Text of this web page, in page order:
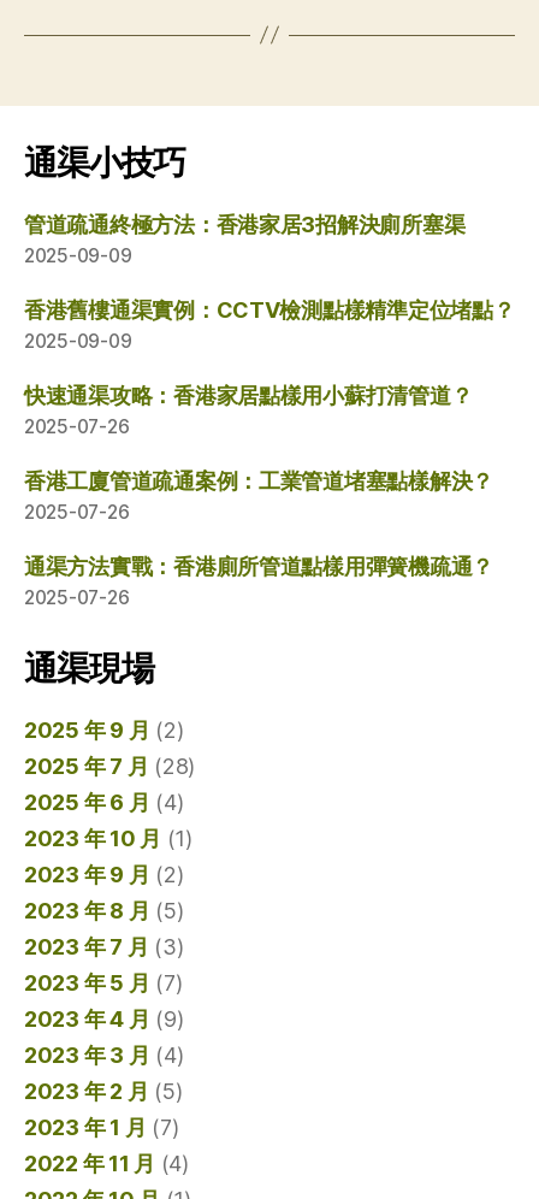
通渠小技巧
管道疏通終極方法：香港家居3招解決廁所塞渠
2025-09-09
香港舊樓通渠實例：CCTV檢測點樣精準定位堵點？
2025-09-09
快速通渠攻略：香港家居點樣用小蘇打清管道？
2025-07-26
香港工廈管道疏通案例：工業管道堵塞點樣解決？
2025-07-26
通渠方法實戰：香港廁所管道點樣用彈簧機疏通？
2025-07-26
通渠現場
2025 年 9 月 (2)
2025 年 7 月 (28)
2025 年 6 月 (4)
2023 年 10 月 (1)
2023 年 9 月 (2)
2023 年 8 月 (5)
2023 年 7 月 (3)
2023 年 5 月 (7)
2023 年 4 月 (9)
2023 年 3 月 (4)
2023 年 2 月 (5)
2023 年 1 月 (7)
2022 年 11 月 (4)